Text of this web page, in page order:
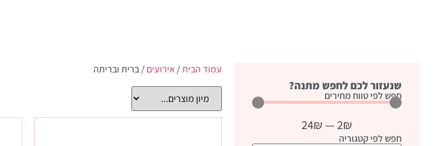
שנעזור לכם לחפש מתנה?
חפש לפי טווח מחירים
2₪
—
24₪
חפש לפי קטגוריה
עמוד הבית/אירועים/ ברית ובריתה